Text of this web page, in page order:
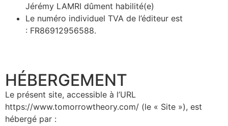
Jérémy LAMRI dûment habilité(e)
Le numéro individuel TVA de l’éditeur est
: FR86912956588.
HÉBERGEMENT​
Le présent site, accessible à l’URL
https://www.tomorrowtheory.com/ (le « Site »), est
hébergé par :